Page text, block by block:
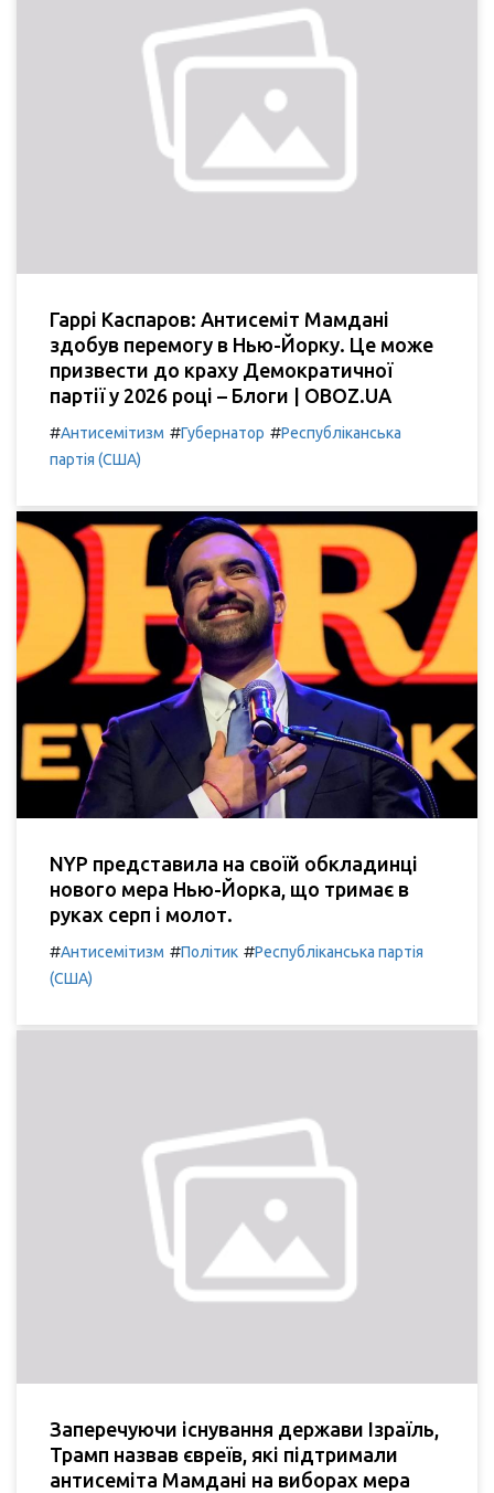
Гаррі Каспаров: Антисеміт Мамдані
здобув перемогу в Нью-Йорку. Це може
призвести до краху Демократичної
партії у 2026 році – Блоги | OBOZ.UA
#Антисемітизм #Губернатор #Республіканська
партія (США)
NYP представила на своїй обкладинці
нового мера Нью-Йорка, що тримає в
руках серп і молот.
#Антисемітизм #Політик #Республіканська партія
(США)
Заперечуючи існування держави Ізраїль,
Трамп назвав євреїв, які підтримали
антисеміта Мамдані на виборах мера